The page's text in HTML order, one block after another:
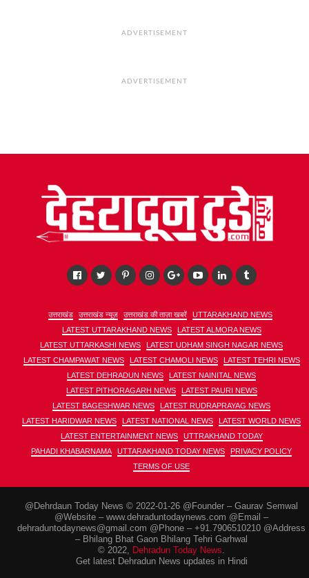
ADVERTISEMENT
ADVERTISEMENT
उत्तराखंड उत्तराखंड न्यूज़ उत्तराखंड की ताज़ा खबरें
UTTARAKHAND NEWS
LATEST UTTARAKHAND NEWS
LATEST ALMORA NEWS
LATEST UTTARKASHI NEWS
LATEST UDHAM SINGH NAGAR NEWS
LATEST CHAMPAWAT NEWS
LATEST CHAMOLI NEWS
LATEST TEHRI NEWS
LATEST DEHRADUN NEWS
LATEST NAINITAL NEWS
LATEST PITHORAGARH NEWS
LATEST PAURI NEWS
LATEST BAGESHWAR NEWS
LATEST RUDRAPRAYAG NEWS
LATEST HARIDWAR NEWS
LATEST NATIONAL NEWS
LATEST WORLD NEWS
LATEST ENTERTAINMENT NEWS
UTTRAKHAND TODAY
PAHADI KHABARNAMA
UTTARAKHAND TODAY NEWS
PRIVACY POLICY
TERMS OF USE
@Dehrdaun Today News © 2022-01-26 @Founder – Gaurav Semwal
@Website – www.dehraduntodaynews.com @Email –
dehraduntodaynews@gmail.com @Phone – +91.7906510210 @Address
– Bhilang Bhat Gaon Bhilang Tehri Garhwal
© 2022, Dehradun Today News
Get latest Dehradun News updates in Hindi